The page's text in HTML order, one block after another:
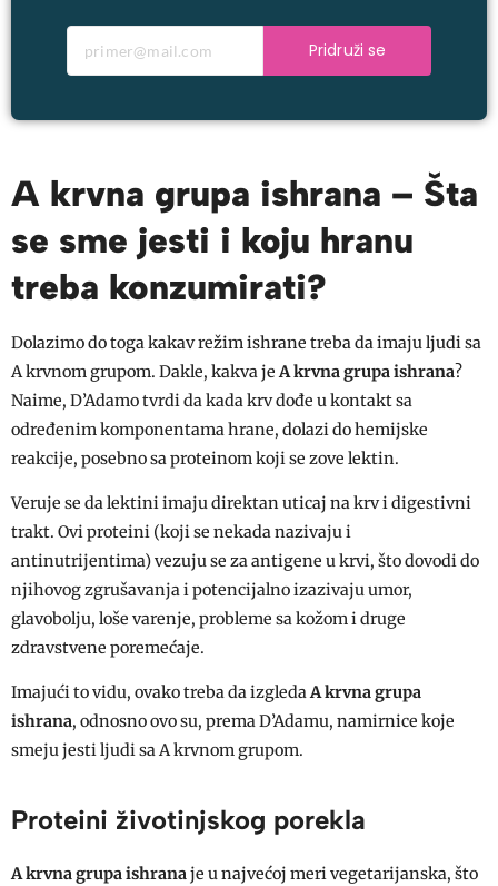
Pridruži se
A krvna grupa ishrana – Šta
se sme jesti i koju hranu
treba konzumirati?
Dolazimo do toga kakav režim ishrane treba da imaju ljudi sa
A krvnom grupom. Dakle, kakva jeA krvna grupa ishrana?
Naime, D’Adamo tvrdi da kada krv dođe u kontakt sa
određenim komponentama hrane, dolazi do hemijske
reakcije, posebno sa proteinom koji se zove lektin.
Veruje se da lektini imaju direktan uticaj na krv i digestivni
trakt. Ovi proteini (koji se nekada nazivaju i
antinutrijentima) vezuju se za antigene u krvi, što dovodi do
njihovog zgrušavanja i potencijalno izazivaju umor,
glavobolju, loše varenje, probleme sa kožom i druge
zdravstvene poremećaje.
Imajući to vidu, ovako treba da izgledaA krvna grupa
ishrana, odnosno ovo su, prema D’Adamu, namirnice koje
smeju jesti ljudi sa A krvnom grupom.
Proteini životinjskog porekla
A krvna grupa ishranaje u najvećoj meri vegetarijanska, što